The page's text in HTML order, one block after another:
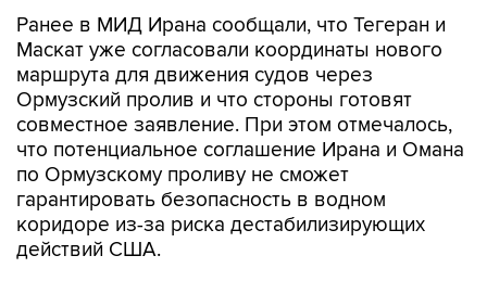
маршрута для движения судов через
Ормузский пролив и что стороны готовят
совместное заявление. При этом отмечалось,
что потенциальное соглашение Ирана и Омана
по Ормузскому проливу не сможет
гарантировать безопасность в водном
коридоре из-за риска дестабилизирующих
действий США.
CBS со ссылкой на источники писал, что